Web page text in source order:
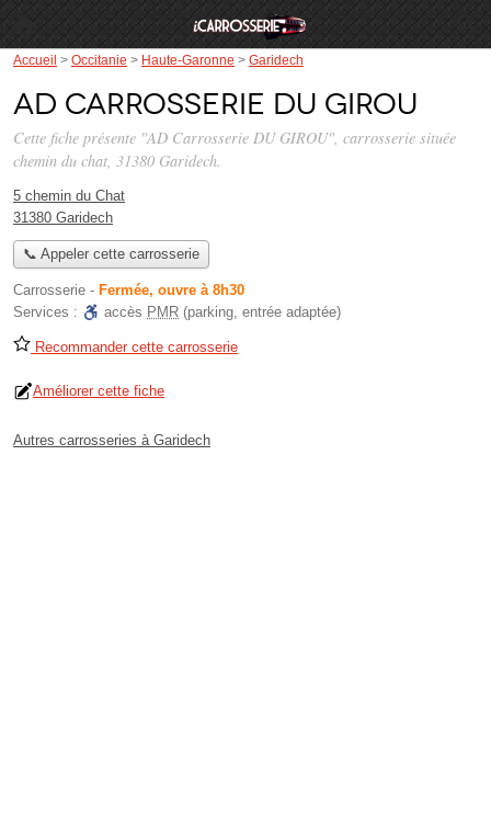
Accueil > Occitanie > Haute-Garonne > Garidech
AD Carrosserie DU GIROU
Cette fiche présente "AD Carrosserie DU GIROU", carrosserie située
chemin du chat, 31380 Garidech.
5 chemin du Chat
31380 Garidech
📞 Appeler cette carrosserie
Carrosserie - Fermée, ouvre à 8h30
Services :
accès PMR (parking, entrée adaptée)
Recommander cette carrosserie
Améliorer cette fiche
Autres carrosseries à Garidech